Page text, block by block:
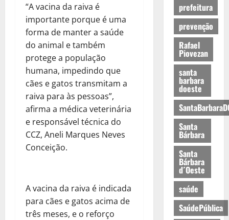
“A vacina da raiva é
importante porque é uma
forma de manter a saúde
do animal e também
protege a população
humana, impedindo que
cães e gatos transmitam a
raiva para às pessoas”,
afirma a médica veterinária
e responsável técnica do
CCZ, Aneli Marques Neves
Conceição.
A vacina da raiva é indicada
para cães e gatos acima de
três meses, e o reforço
prefeitura
prevenção
Rafael
Piovezan
santa
barbara
doeste
Santa
Bárbara
Santa
Bárbara
d´Oeste
saúde
SaúdePública